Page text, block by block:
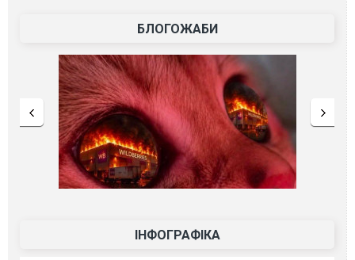
БЛОГОЖАБИ
ІНФОГРАФІКА